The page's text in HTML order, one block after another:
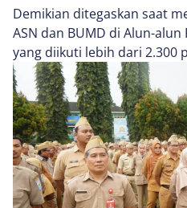
Demikian ditegaskan saat
ASN dan BUMD di Alun-
yang diikuti lebih dari 2.300